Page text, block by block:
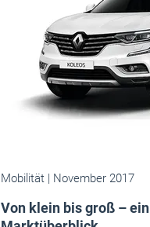
Mobilität | November 2017
Von klein bis groß – ein